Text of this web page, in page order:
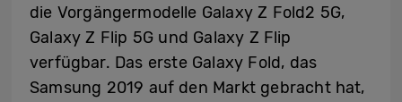
die Vorgängermodelle Galaxy Z Fold2 5G,
Galaxy Z Flip 5G und Galaxy Z Flip
verfügbar. Das erste Galaxy Fold, das
Samsung 2019 auf den Markt gebracht hat,